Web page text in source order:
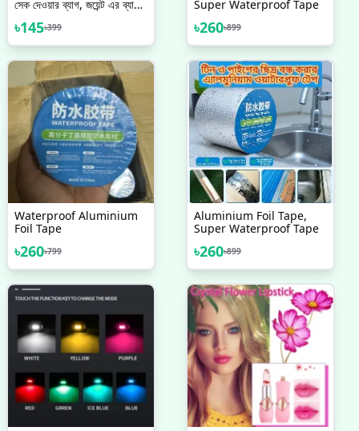
সেক দেওয়ার ব্যাগ, জয়েন্ট এর ব্যাথায়
৳145৳399
Super Waterproof Tape
৳260৳899
Waterproof Aluminium
Foil Tape
৳260৳799
Aluminium Foil Tape,
Super Waterproof Tape
৳260৳899